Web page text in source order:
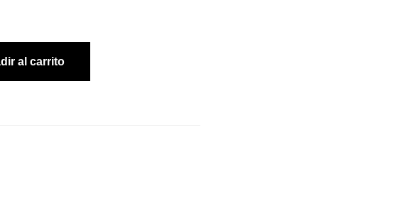
al carrito